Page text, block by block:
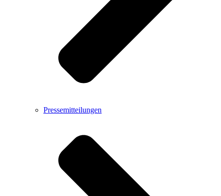
Pressemitteilungen